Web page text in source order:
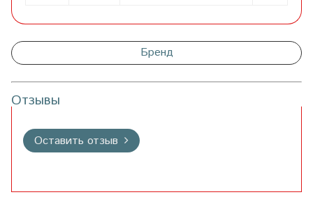
Бренд
Отзывы
Оставить отзыв